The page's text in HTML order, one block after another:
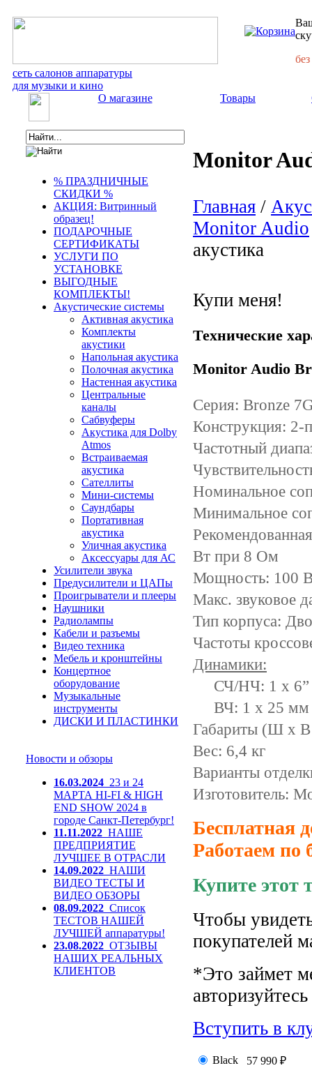
сеть салонов аппаратуры
для музыки и кино
О магазине Товары
% ПРАЗДНИЧНЫЕ
СКИДКИ %
АКЦИЯ: Витринный
образец!
ПОДАРОЧНЫЕ
СЕРТИФИКАТЫ
УСЛУГИ ПО
УСТАНОВКЕ
ВЫГОДНЫЕ
КОМПЛЕКТЫ!
Акустические системы
Активная акустика
Комплекты
акустики
Напольная акустика
Полочная акустика
Настенная акустика
Центральные
каналы
Сабвуферы
Акустика для Dolby
Atmos
Встраиваемая
акустика
Сателлиты
Мини-системы
Саундбары
Портативная
акустика
Уличная акустика
Аксессуары для АС
Усилители звука
Предусилители и ЦАПы
Проигрыватели и плееры
Наушники
Радиолампы
Кабели и разъемы
Видео техника
Мебель и кронштейны
Концертное
оборудование
Музыкальные
инструменты
ДИСКИ И ПЛАСТИНКИ
Новости и обзоры
16.03.2024 23 и 24
МАРТА HI-FI & HIGH
END SHOW 2024 в
городе Санкт-Петербург!
11.11.2022 НАШЕ
ПРЕДПРИЯТИЕ
ЛУЧШЕЕ В ОТРАСЛИ
14.09.2022 НАШИ
ВИДЕО ТЕСТЫ И
ВИДЕО ОБЗОРЫ
08.09.2022 Список
ТЕСТОВ НАШЕЙ
ЛУЧШЕЙ аппаратуры!
23.08.2022 ОТЗЫВЫ
НАШИХ РЕАЛЬНЫХ
КЛИЕНТОВ
Monitor
Главная /
Monitor Audio
акустика
Купи меня!
Технические
Monitor Audio
Серия: Bronze
Конструкция: 2-
Частотный
Номинальное
Минимальное
Вт при 8 Ом
Мощность: 100
Макс. звуковое
Тип корпуса:
Частоты
Динамики:
СЧ/НЧ: 1 x 6”
ВЧ: 1 x 25 мм
Габариты (Ш x
Вес: 6,4 кг
Варианты
Изготовитель:
Бесплатная
Работаем по
Купите этот
Чтобы
покупателей
*Это займет
Вступить в
Black 57 990 ₽